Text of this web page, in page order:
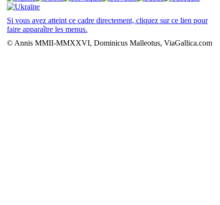
Si vous avez atteint ce cadre directement, cliquez sur ce lien pour
faire apparaître les menus.
© Annis MMII-MMXXVI, Dominicus Malleotus, ViaGallica.com